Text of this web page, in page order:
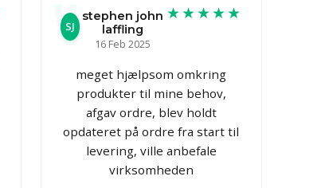
SJ
stephen john
laffling
16 Feb 2025
★★★★★
meget hjælpsom omkring
produkter til mine behov,
afgav ordre, blev holdt
opdateret på ordre fra start til
levering, ville anbefale
virksomheden